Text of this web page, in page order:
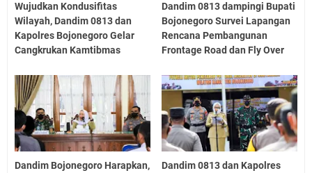
Wujudkan Kondusifitas
Wilayah, Dandim 0813 dan
Kapolres Bojonegoro Gelar
Cangkrukan Kamtibmas
Dandim 0813 dampingi Bupati
Bojonegoro Survei Lapangan
Rencana Pembangunan
Frontage Road dan Fly Over
Dandim Bojonegoro Harapkan,
Dandim 0813 dan Kapolres